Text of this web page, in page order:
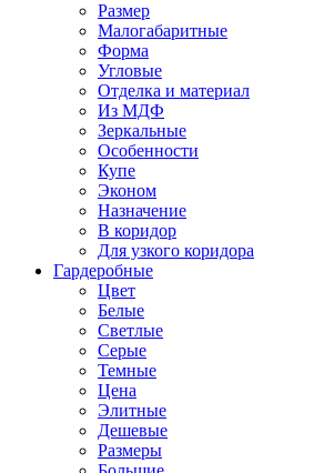
Размер
Малогабаритные
Форма
Угловые
Отделка и материал
Из МДФ
Зеркальные
Особенности
Купе
Эконом
Назначение
В коридор
Для узкого коридора
Гардеробные
Цвет
Белые
Светлые
Серые
Темные
Цена
Элитные
Дешевые
Размеры